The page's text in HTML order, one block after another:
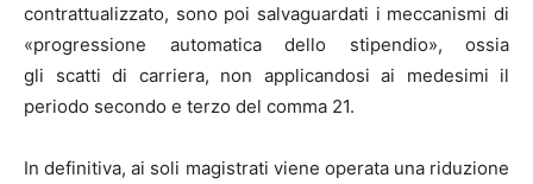
contrattualizzato, sono poi salvaguardati i meccanismi di
«progressione automatica dello stipendio», ossia
gli scatti di carriera, non applicandosi ai medesimi il
periodo secondo e terzo del comma 21.
In definitiva, ai soli magistrati viene operata una riduzione